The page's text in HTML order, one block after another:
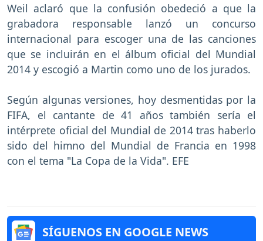
Weil aclaró que la confusión obedeció a que la
grabadora responsable lanzó un concurso
internacional para escoger una de las canciones
que se incluirán en el álbum oficial del Mundial
2014 y escogió a Martin como uno de los jurados.
Según algunas versiones, hoy desmentidas por la
FIFA, el cantante de 41 años también sería el
intérprete oficial del Mundial de 2014 tras haberlo
sido del himno del Mundial de Francia en 1998
con el tema "La Copa de la Vida". EFE
SÍGUENOS EN GOOGLE NEWS